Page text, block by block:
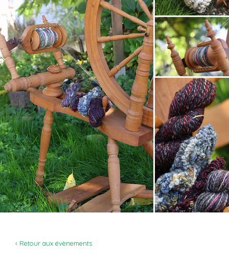
‹ Retour aux évènements